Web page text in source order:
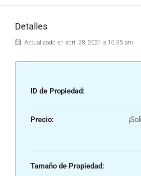
Detalles
Actualizado en abril 28, 2021 a 10:35 am
ID de Propiedad:
Precio:
Tamaño de Propiedad: